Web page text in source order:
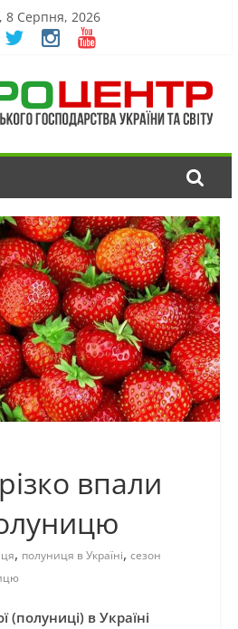
8 Серпня, 2026
впали
, полуниця в Україні, сезон
(полуниці) в Україні